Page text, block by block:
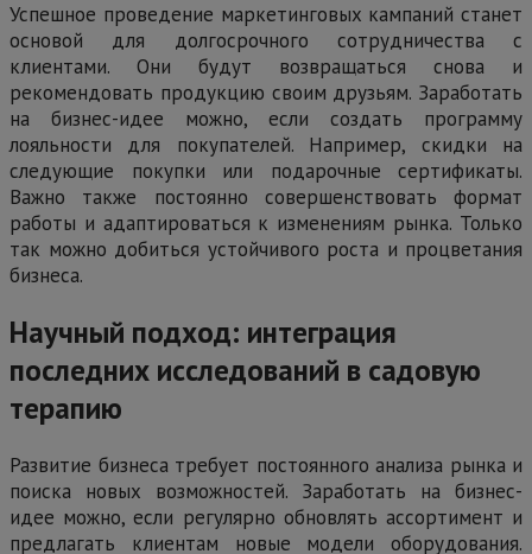
Успешное проведение маркетинговых кампаний станет
основой для долгосрочного сотрудничества с
клиентами. Они будут возвращаться снова и
рекомендовать продукцию своим друзьям. Заработать
на бизнес-идее можно, если создать программу
лояльности для покупателей. Например, скидки на
следующие покупки или подарочные сертификаты.
Важно также постоянно совершенствовать формат
работы и адаптироваться к изменениям рынка. Только
так можно добиться устойчивого роста и процветания
бизнеса.
Научный подход: интеграция
последних исследований в садовую
терапию
Развитие бизнеса требует постоянного анализа рынка и
поиска новых возможностей. Заработать на бизнес-
идее можно, если регулярно обновлять ассортимент и
предлагать клиентам новые модели оборудования.